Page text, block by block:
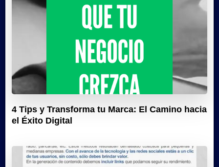
4 Tips y Transforma tu Marca: El Camino hacia
el Éxito Digital